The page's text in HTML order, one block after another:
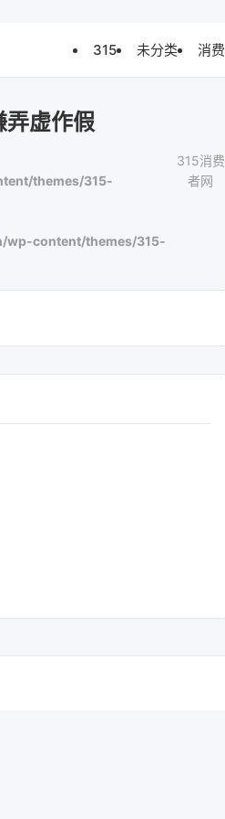
315 未分类 消费
弄虚作假
themes/315-
wp-content/themes/315-
315消费
者网